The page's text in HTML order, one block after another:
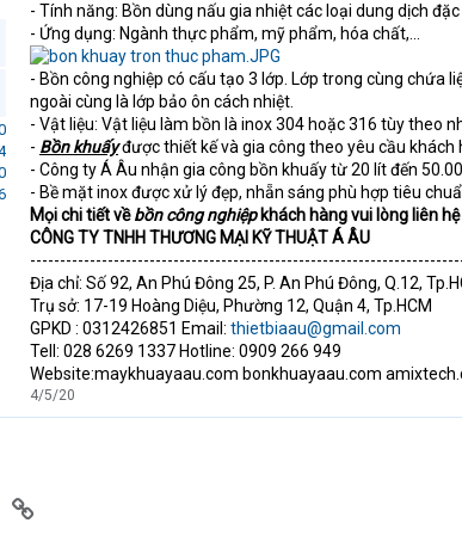
- Tính năng: Bồn dùng nấu gia nhiệt các loại dung dịch
- Ứng dụng: Ngành thực phẩm, mỹ phẩm, hóa chất,...
- Bồn công nghiệp có cấu tạo 3 lớp. Lớp trong cùng chứa
ngoài cùng là lớp bảo ôn cách nhiệt.
- Vật liệu: Vật liệu làm bồn là inox 304 hoặc 316 tùy theo
- Bồn khuấyđược thiết kế và gia công theo yêu cầu khách
- Công ty Á Âu nhận gia công bồn khuấy từ 20 lít đến
- Bề mặt inox được xử lý đẹp, nhẵn sáng phù hợp tiêu
Mọi chi tiết vềbồn công nghiệpkhách hàng vui lòng liên
CÔNG TY TNHH THƯƠNG MẠI KỸ THUẬT Á ÂU
Địa chỉ: Số 92, An Phú Đông 25, P. An Phú Đông, Q.12,
Trụ sở: 17-19 Hoàng Diệu, Phường 12, Quận 4, Tp.HCM
GPKD : 0312426851 Email: thietbiaau@gmail.com
Tell: 028 6269 1337 Hotline: 0909 266 949
Website:maykhuayaau.com bonkhuayaau.com
4/5/20